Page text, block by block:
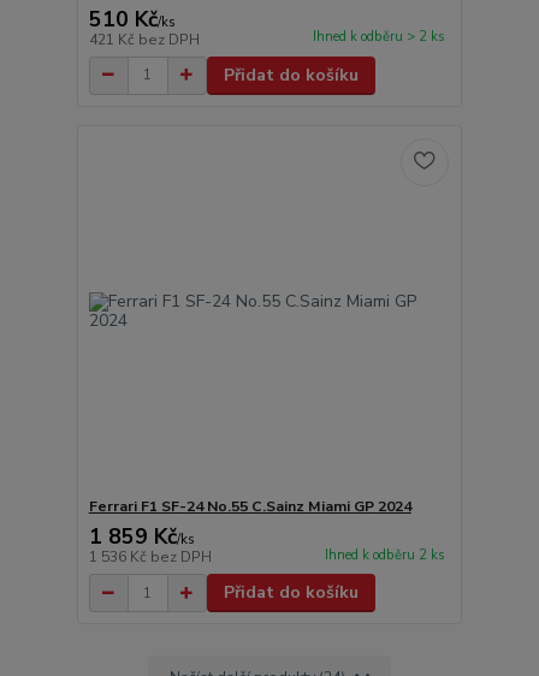
510 Kč/ks
421 Kč bez DPH Ihned k odběru > 2 ks
Přidat do košíku
Ferrari F1 SF-24 No.55 C.Sainz Miami GP 2024
1 859 Kč/ks
1 536 Kč bez DPH Ihned k odběru 2 ks
Přidat do košíku